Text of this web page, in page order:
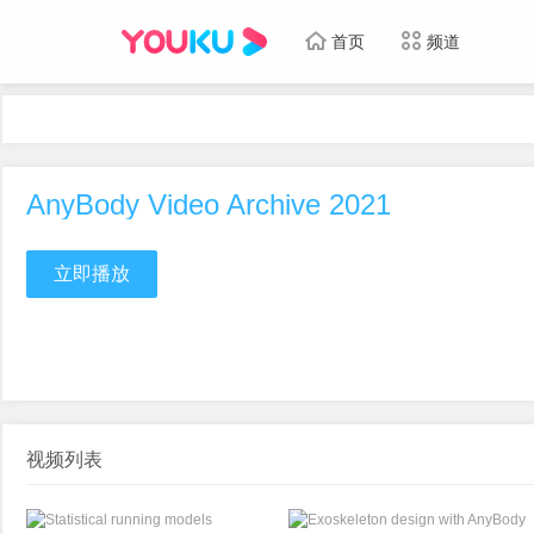
首页 频道
AnyBody Video Archive 2021
立即播放
视频列表